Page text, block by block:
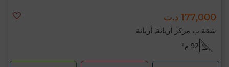
177,000 د.ت
شقة ب مركز أريانة, أريانة
92 م²